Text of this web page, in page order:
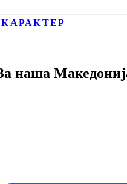
наша